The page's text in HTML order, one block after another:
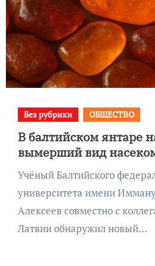
Без рубрики ОБЩЕСТВО
В балтийском янтаре
вымерший вид
Учёный Балтийского федерального
университета имени
Алексеев совместно с
Латвии обнаружил новый…